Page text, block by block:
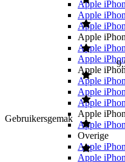
Apple
Apple
Apple
Apple
Apple
Apple
Apple
Apple
Apple
Apple
Apple
Apple
Overige
Apple
Apple
Gebruikersgemak